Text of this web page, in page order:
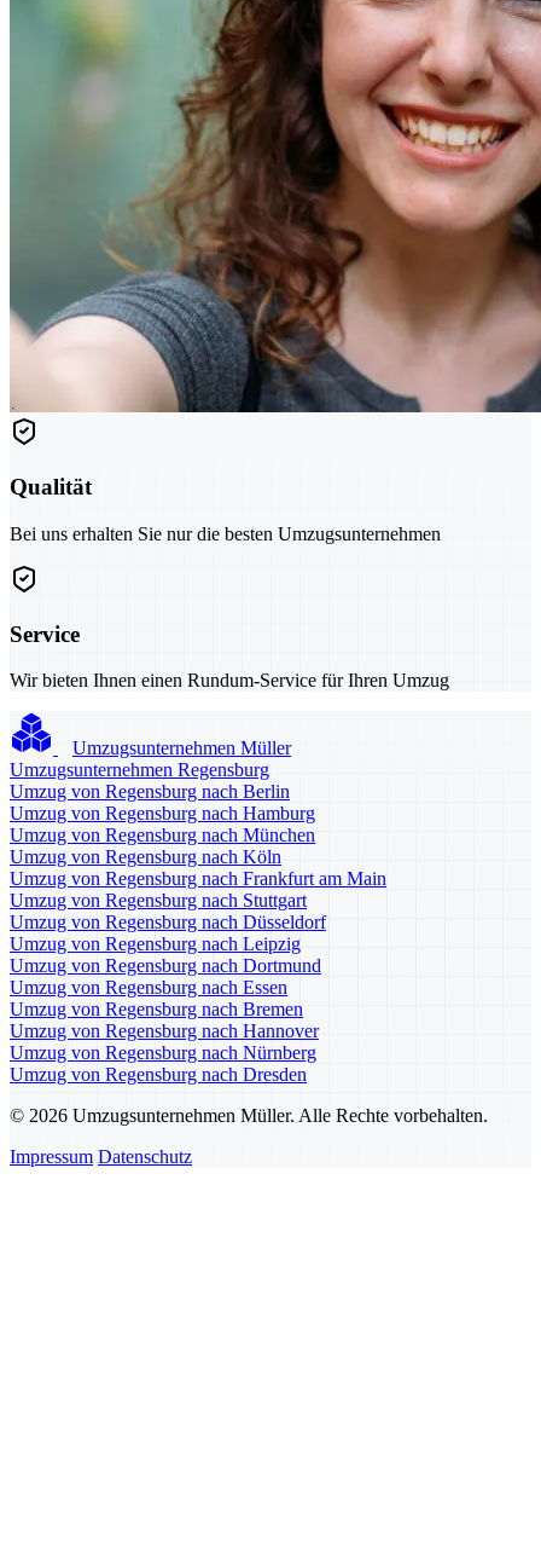
Qualität
Bei uns erhalten Sie nur die besten Umzugsunternehmen
Service
Wir bieten Ihnen einen Rundum-Service für Ihren Umzug
Umzugsunternehmen Müller
Umzugsunternehmen Regensburg
Umzug von Regensburg nach Berlin
Umzug von Regensburg nach Hamburg
Umzug von Regensburg nach München
Umzug von Regensburg nach Köln
Umzug von Regensburg nach Frankfurt am Main
Umzug von Regensburg nach Stuttgart
Umzug von Regensburg nach Düsseldorf
Umzug von Regensburg nach Leipzig
Umzug von Regensburg nach Dortmund
Umzug von Regensburg nach Essen
Umzug von Regensburg nach Bremen
Umzug von Regensburg nach Hannover
Umzug von Regensburg nach Nürnberg
Umzug von Regensburg nach Dresden
© 2026 Umzugsunternehmen Müller. Alle Rechte vorbehalten.
Impressum Datenschutz